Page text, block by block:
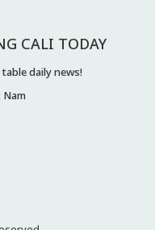
CALI TODAY
daily news!